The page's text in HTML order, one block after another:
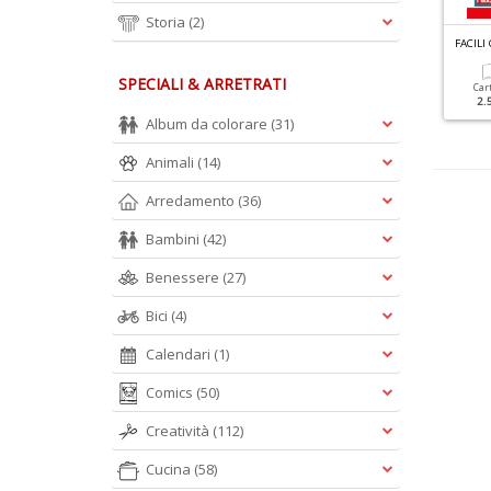
Digitale
F
ACILI CRUCIVERBA GIGANTI RACCOLTA N.4
Cartacea
FACILI
Storia (2)
SPECIALI & ARRETRATI
Album da colorare (31)
Animali (14)
Arredamento (36)
Bambini (42)
Benessere (27)
Bici (4)
Calendari (1)
Comics (50)
Creatività (112)
Cucina (58)